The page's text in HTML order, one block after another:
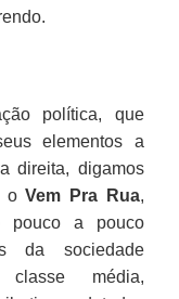
política, que
elementos a
direita, digamos
oVem Pra Rua,
pouco a pouco
da sociedade
classe média,